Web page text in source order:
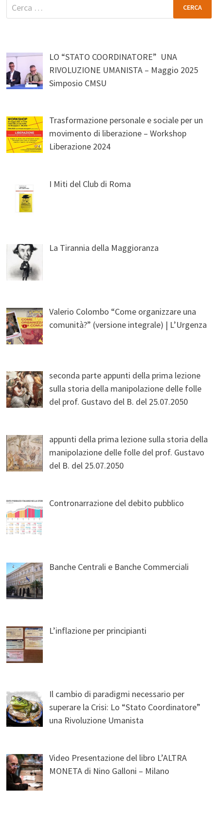
Ricerca
per:
LO “STATO COORDINATORE” UNA
RIVOLUZIONE UMANISTA – Maggio 2025
Simposio CMSU
Trasformazione personale e sociale per un
movimento di liberazione – Workshop
Liberazione 2024
I Miti del Club di Roma
La Tirannia della Maggioranza
Valerio Colombo “Come organizzare una
comunità?” (versione integrale) | L’Urgenza
seconda parte appunti della prima lezione
sulla storia della manipolazione delle folle
del prof. Gustavo del B. del 25.07.2050
appunti della prima lezione sulla storia della
manipolazione delle folle del prof. Gustavo
del B. del 25.07.2050
Contronarrazione del debito pubblico
Banche Centrali e Banche Commerciali
L’inflazione per principianti
Il cambio di paradigmi necessario per
superare la Crisi: Lo “Stato Coordinatore”
una Rivoluzione Umanista
Video Presentazione del libro L’ALTRA
MONETA di Nino Galloni – Milano